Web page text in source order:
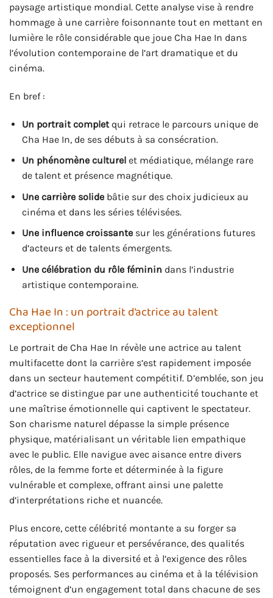
paysage artistique mondial. Cette analyse vise à rendre
hommage à une carrière foisonnante tout en mettant en
lumière le rôle considérable que joue Cha Hae In dans
l’évolution contemporaine de l’art dramatique et du
cinéma.
En bref :
Un portrait completqui retrace le parcours unique de
Cha Hae In, de ses débuts à sa consécration.
Un phénomène culturelet médiatique, mélange rare
de talent et présence magnétique.
Une carrière solidebâtie sur des choix judicieux au
cinéma et dans les séries télévisées.
Une influence croissantesur les générations futures
d’acteurs et de talents émergents.
Une célébration du rôle féminin dans l’industrie
artistique contemporaine.
Cha Hae In : un portrait d’actrice au talent
exceptionnel
Le portrait de Cha Hae In révèle une actrice au talent
multifacette dont la carrière s’est rapidement imposée
dans un secteur hautement compétitif. D’emblée, son jeu
d’actrice se distingue par une authenticité touchante et
une maîtrise émotionnelle qui captivent le spectateur.
Son charisme naturel dépasse la simple présence
physique, matérialisant un véritable lien empathique
avec le public. Elle navigue avec aisance entre divers
rôles, de la femme forte et déterminée à la figure
vulnérable et complexe, offrant ainsi une palette
d’interprétations riche et nuancée.
Plus encore, cette célébrité montante a su forger sa
réputation avec rigueur et persévérance, des qualités
essentielles face à la diversité et à l’exigence des rôles
proposés. Ses performances au cinéma et à la télévision
témoignent d’un engagement total dans chacune de ses